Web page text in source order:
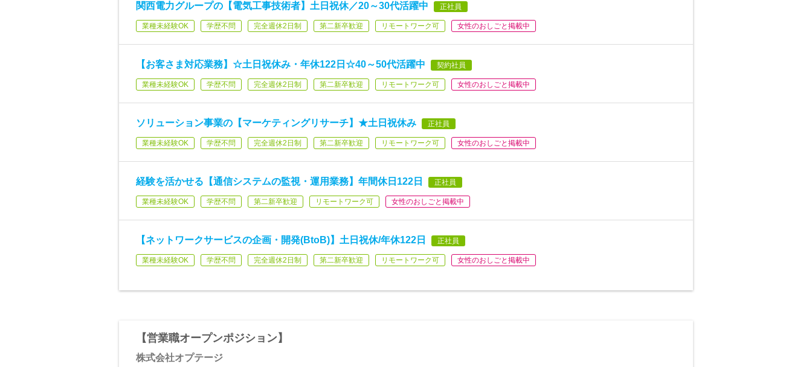
関西電力グループの【電気工事技術者】土日祝休／20～30代活躍中 正社員
業種未経験OK 学歴不問 完全週休2日制 第二新卒歓迎 リモートワーク可 女性のおしごと掲載中
【お客さま対応業務】☆土日祝休み・年休122日☆40～50代活躍中 契約社員
業種未経験OK 学歴不問 完全週休2日制 第二新卒歓迎 リモートワーク可 女性のおしごと掲載中
ソリューション事業の【マーケティングリサーチ】★土日祝休み 正社員
業種未経験OK 学歴不問 完全週休2日制 第二新卒歓迎 リモートワーク可 女性のおしごと掲載中
経験を活かせる【通信システムの監視・運用業務】年間休日122日 正社員
業種未経験OK 学歴不問 第二新卒歓迎 リモートワーク可 女性のおしごと掲載中
【ネットワークサービスの企画・開発(BtoB)】土日祝休/年休122日 正社員
業種未経験OK 学歴不問 完全週休2日制 第二新卒歓迎 リモートワーク可 女性のおしごと掲載中
【営業職オープンポジション】
株式会社オプテージ